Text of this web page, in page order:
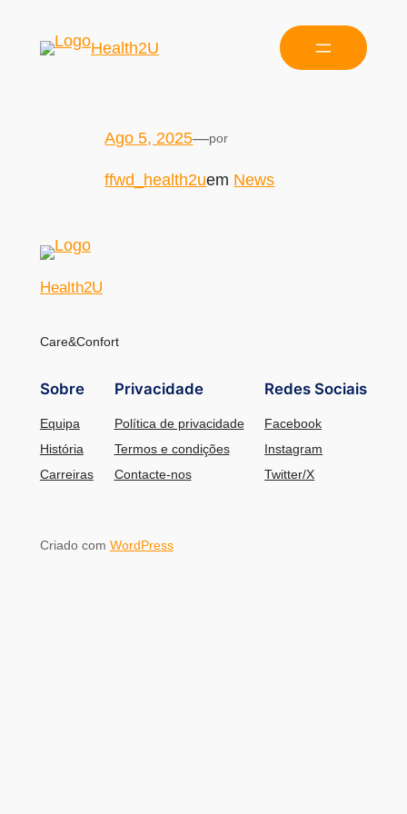
Health2U
Ago 5, 2025—por
ffwd_health2uem News
Health2U
Care&Confort
Sobre
Equipa
História
Carreiras
Privacidade
Política de privacidade
Termos e condições
Contacte-nos
Redes Sociais
Facebook
Instagram
Twitter/X
Criado com WordPress